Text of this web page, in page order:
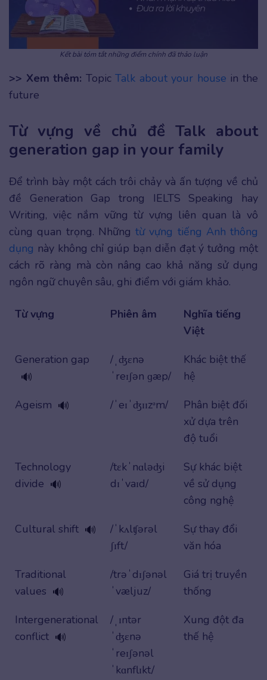
Kết bài tóm tắt những điểm chính đã thảo luận
>> Xem thêm: TopicTalk about your house in the
future
Từ vựng về chủ đề Talk about
generation gap in your family
Để trình bày một cách trôi chảy và ấn tượng về chủ
đề Generation Gap trong IELTS Speaking hay
Writing, việc nắm vững từ vựng liên quan là vô
cùng quan trọng. Những từ vựng tiếng Anh thông
dụng này không chỉ giúp bạn diễn đạt ý tưởng một
cách rõ ràng mà còn nâng cao khả năng sử dụng
ngôn ngữ chuyên sâu, ghi điểm với giám khảo.
Từ vựng Phiên âm
Nghĩa tiếng
Việt
Generation gap
🔊
/ˌʤɛnə
ˈreɪʃən ɡæp/
Khác biệt thế
hệ
Ageism 🔊 /ˈeɪˈʤɪɪzᵊm/
Phân biệt đối
xử dựa trên
độ tuổi
Technology
divide 🔊
/tɛkˈnɑləʤi
dɪˈvaɪd/
Sự khác biệt
về sử dụng
công nghệ
Cultural shift 🔊
/ˈkʌlʧərəl
ʃɪft/
Sự thay đổi
văn hóa
Traditional
values 🔊
/trəˈdɪʃənəl
ˈvæljuz/
Giá trị truyền
thống
Intergenerational
conflict 🔊
/ˌɪntər
ˈʤɛnə
ˈreɪʃənəl
ˈkɑnflɪkt/
Xung đột đa
thế hệ